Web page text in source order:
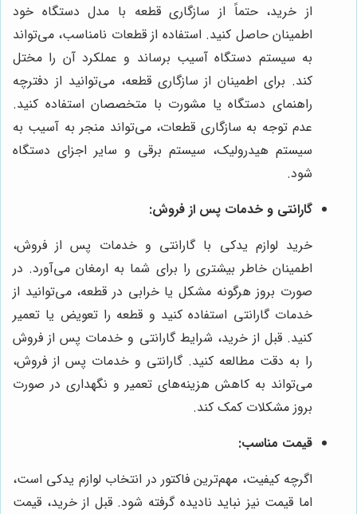
از خرید، حتماً از سازگاری قطعه با مدل دستگاه خود
اطمینان حاصل کنید. استفاده از قطعات نامناسب، می‌تواند
به سیستم دستگاه آسیب برساند و عملکرد آن را مختل
کند. برای اطمینان از سازگاری قطعه، می‌توانید از دفترچه
راهنمای دستگاه یا مشورت با متخصصان استفاده کنید.
عدم توجه به سازگاری قطعات، می‌تواند منجر به آسیب به
سیستم هیدرولیک، سیستم برقی و سایر اجزای دستگاه
شود.
گارانتی و خدمات پس از فروش:
خرید لوازم یدکی با گارانتی و خدمات پس از فروش،
اطمینان خاطر بیشتری را برای شما به ارمغان می‌آورد. در
صورت بروز هرگونه مشکل یا خرابی در قطعه، می‌توانید از
خدمات گارانتی استفاده کنید و قطعه را تعویض یا تعمیر
کنید. قبل از خرید، شرایط گارانتی و خدمات پس از فروش
را به دقت مطالعه کنید. گارانتی و خدمات پس از فروش،
می‌تواند به کاهش هزینه‌های تعمیر و نگهداری در صورت
بروز مشکلات کمک کند.
قیمت مناسب:
اگرچه کیفیت، مهم‌ترین فاکتور در انتخاب لوازم یدکی است،
اما قیمت نیز نباید نادیده گرفته شود. قبل از خرید، قیمت